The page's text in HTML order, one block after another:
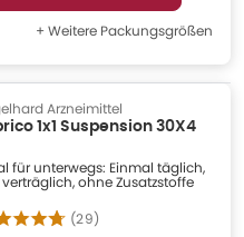
+ Weitere Packungsgrößen
Arzneimittel
1x1 Suspension 30X4
für unterwegs: Einmal täglich,
ohne Zusatzstoffe
(29)